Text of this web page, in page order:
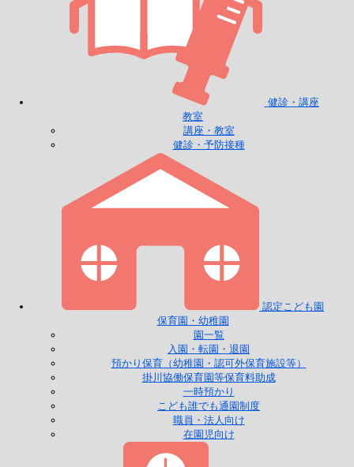
健診・講座
教室
講座・教室
健診・予防接種
認定こども園
保育園・幼稚園
園一覧
入園・転園・退園
預かり保育（幼稚園・認可外保育施設等）
掛川協働保育園等保育料助成
一時預かり
こども誰でも通園制度
職員・法人向け
在園児向け